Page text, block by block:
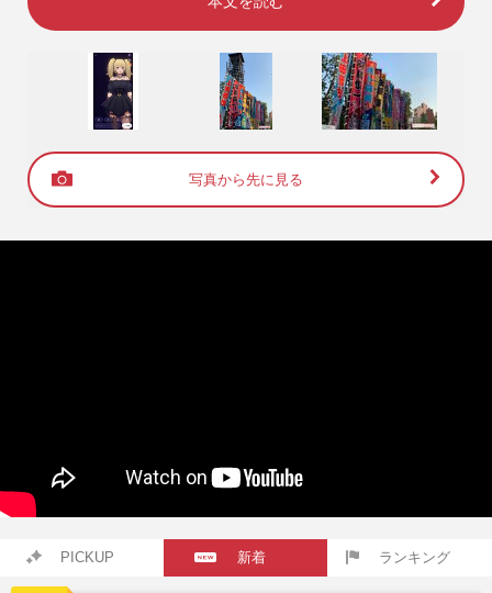
写真から先に見る
PICKUP 新着 ランキング